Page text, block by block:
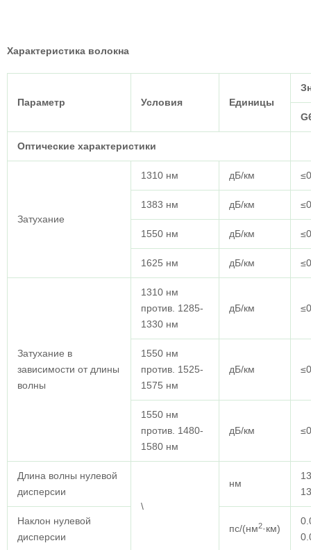
Характеристика волокна
Параметр Условия Единицы
Оптические характеристики
Затухание
1310 нм дБ/км
1383 нм дБ/км
1550 нм дБ/км
1625 нм дБ/км
Затухание в
зависимости от длины
волны
1310 нм
против. 1285-
1330 нм
дБ/км
1550 нм
против. 1525-
1575 нм
дБ/км
1550 нм
против. 1480-
1580 нм
дБ/км
Длина волны нулевой
дисперсии
\
нм
Наклон нулевой
дисперсии
пс/(нм2·км)